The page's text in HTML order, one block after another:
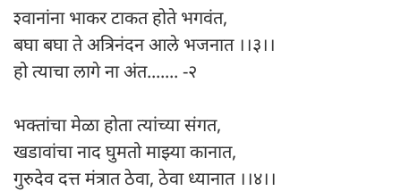
श्वानांना भाकर टाकत होते भगवंत,
बघा बघा ते अत्रिनंदन आले भजनात ।।३।।
हो त्याचा लागे ना अंत....... -२
भक्तांचा मेळा होता त्यांच्या संगत,
खडावांचा नाद घुमतो माझ्या कानात,
गुरुदेव दत्त मंत्रात ठेवा, ठेवा ध्यानात ।।४।।